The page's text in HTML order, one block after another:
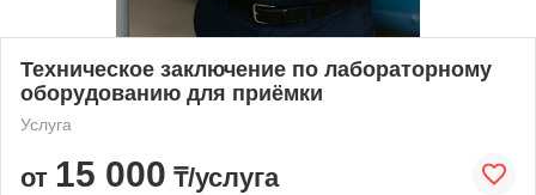
Техническое заключение по лабораторному
оборудованию для приёмки
Услуга
от 15 000 ₸/услуга